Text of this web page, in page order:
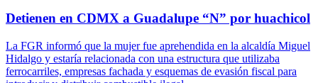
Detienen en CDMX a Guadalupe “N” por huachicol
La FGR informó que la mujer fue aprehendida en la alcaldía Miguel
Hidalgo y estaría relacionada con una estructura que utilizaba
ferrocarriles, empresas fachada y esquemas de evasión fiscal para